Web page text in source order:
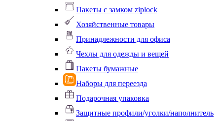
Пакеты с замком ziplock
Хозяйственные товары
Принадлежности для офиса
Чехлы для одежды и вещей
Пакеты бумажные
Наборы для переезда
Подарочная упаковка
Защитные профили/уголки/наполнитель